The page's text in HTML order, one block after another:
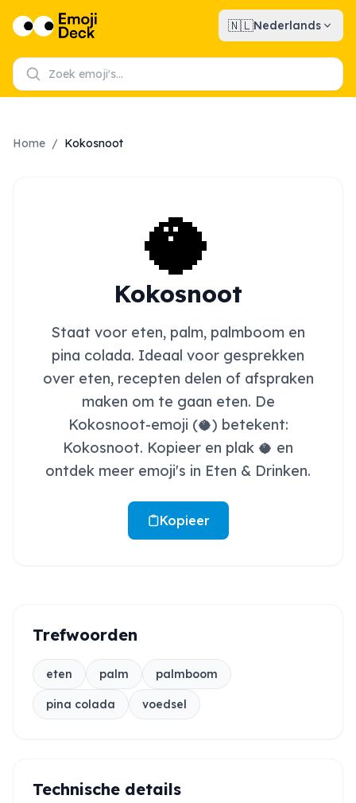
🇳🇱Nederlands
Home / Kokosnoot
🥥
Kokosnoot
Staat voor eten, palm, palmboom en
pina colada. Ideaal voor gesprekken
over eten, recepten delen of afspraken
maken om te gaan eten. De
Kokosnoot-emoji (🥥) betekent:
Kokosnoot. Kopieer en plak 🥥 en
ontdek meer emoji's in Eten & Drinken.
Kopieer
Trefwoorden
eten palm palmboom
pina colada voedsel
Technische details